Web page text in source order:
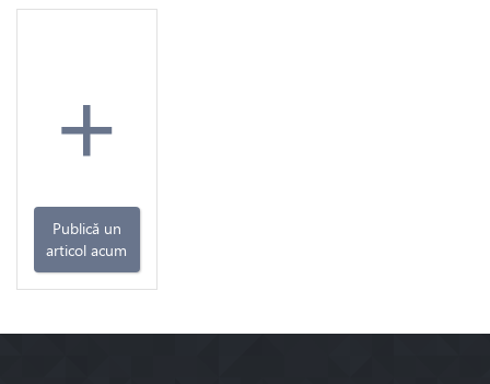
+
Publică un
articol acum